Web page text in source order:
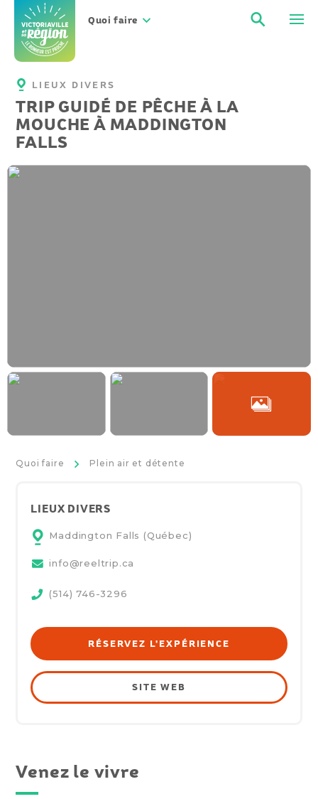
contenu
Quoi faire
LIEUX DIVERS
TRIP GUIDÉ DE PÊCHE À LA
MOUCHE À MADDINGTON
FALLS
Quoi faire >
Plein air et détente
LIEUX DIVERS
Maddington Falls (Québec)
info@reeltrip.ca
(514) 746-3296
RÉSERVEZ L'EXPÉRIENCE
SITE WEB
Venez le vivre